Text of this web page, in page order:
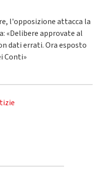
l'opposizione attacca la
«Delibere approvate al
dati errati. Ora esposto
Conti»